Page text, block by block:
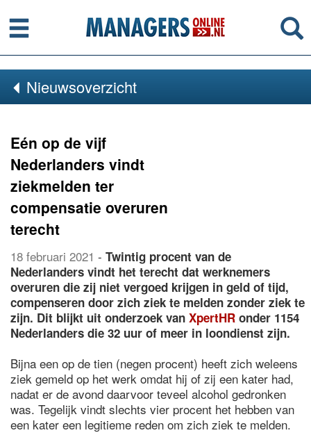
Menu
Nieuwsoverzicht
Eén op de vijf
Nederlanders vindt
ziekmelden ter
compensatie overuren
terecht
18 februari 2021 - Twintig procent van de
Nederlanders vindt het terecht dat werknemers
overuren die zij niet vergoed krijgen in geld of tijd,
compenseren door zich ziek te melden zonder ziek te
zijn. Dit blijkt uit onderzoek van XpertHR onder 1154
Nederlanders die 32 uur of meer in loondienst zijn.
Bijna een op de tien (negen procent) heeft zich weleens
ziek gemeld op het werk omdat hij of zij een kater had,
nadat er de avond daarvoor teveel alcohol gedronken
was. Tegelijk vindt slechts vier procent het hebben van
een kater een legitieme reden om zich ziek te melden.